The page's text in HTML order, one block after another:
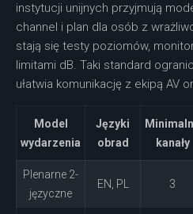
instytucji unijnych przyjmują
channel i plan dla osób z
stają się testy poziomów,
limitami dB. Taki standard
ułatwia komunikację z ekipą AV
Model
wydarzenia
Języki
obrad
kanały
Plenarne 2-
języczne
EN, PL 3